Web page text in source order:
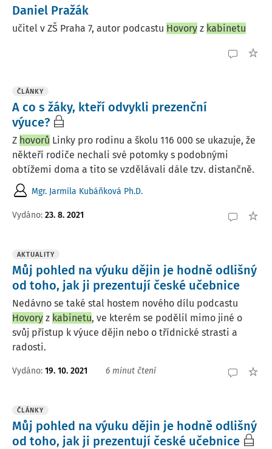
Daniel Pražák
učitel v ZŠ Praha 7, autor podcastu Hovory z kabinetu
ČLÁNKY
A co s žáky, kteří odvykli prezenční
výuce?
Z hovorů Linky pro rodinu a školu 116 000 se ukazuje, že
někteří rodiče nechali své potomky s podobnými
obtížemi doma a tito se vzdělávali dále tzv. distančně.
Mgr. Jarmila Kubáňková Ph.D.
Vydáno: 23. 8. 2021
AKTUALITY
Můj pohled na výuku dějin je hodně odlišný
od toho, jak ji prezentují české učebnice
Nedávno se také stal hostem nového dílu podcastu
Hovory z kabinetu, ve kterém se podělil mimo jiné o
svůj přístup k výuce dějin nebo o třídnické strasti a
radosti.
Vydáno: 19. 10. 2021 6 minut čtení
ČLÁNKY
Můj pohled na výuku dějin je hodně odlišný
od toho, jak ji prezentují české učebnice